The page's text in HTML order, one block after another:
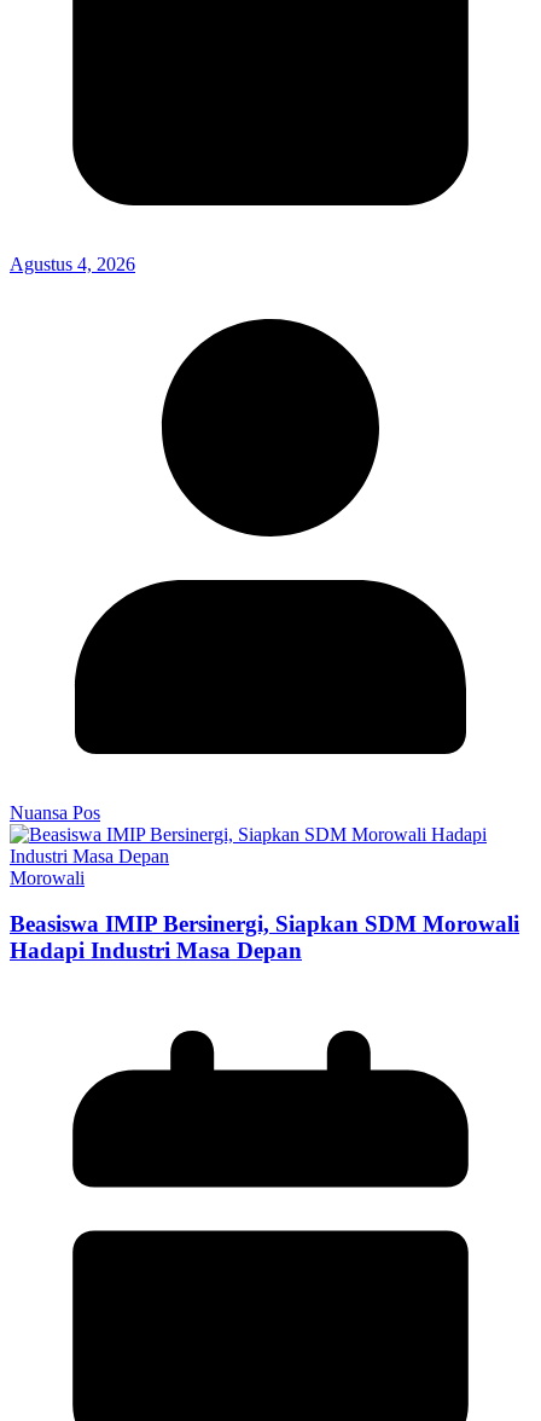
Agustus 4, 2026
Nuansa Pos
Morowali
Beasiswa IMIP Bersinergi, Siapkan SDM Morowali
Hadapi Industri Masa Depan